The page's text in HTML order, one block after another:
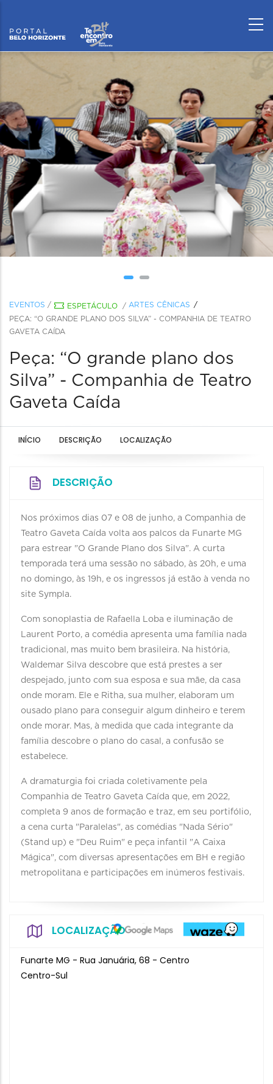
EVENTOS / ESPETÁCULO / ARTES CÊNICAS
PEÇA: “O GRANDE PLANO DOS SILVA” - COMPANHIA DE TEATRO
GAVETA CAÍDA
Peça: “O grande plano dos
Silva” - Companhia de Teatro
Gaveta Caída
INÍCIO DESCRIÇÃO LOCALIZAÇÃO
DESCRIÇÃO
Nos próximos dias 07 e 08 de junho, a Companhia de
Teatro Gaveta Caída volta aos palcos da Funarte MG
para estrear "O Grande Plano dos Silva". A curta
temporada terá uma sessão no sábado, às 20h, e uma
no domingo, às 19h, e os ingressos já estão à venda no
site Sympla.
Com sonoplastia de Rafaella Loba e iluminação de
Laurent Porto, a comédia apresenta uma família nada
tradicional, mas muito bem brasileira. Na história,
Waldemar Silva descobre que está prestes a ser
despejado, junto com sua esposa e sua mãe, da casa
onde moram. Ele e Ritha, sua mulher, elaboram um
ousado plano para conseguir algum dinheiro e terem
onde morar. Mas, à medida que cada integrante da
família descobre o plano do casal, a confusão se
estabelece.
A dramaturgia foi criada coletivamente pela
Companhia de Teatro Gaveta Caída que, em 2022,
completa 9 anos de formação e traz, em seu portifólio,
a cena curta "Paralelas", as comédias "Nada Sério"
(Stand up) e "Deu Ruim" e peça infantil "A Caixa
Mágica", com diversas apresentações em BH e região
metropolitana e participações em inúmeros festivais.
LOCALIZAÇÃO
Funarte MG - Rua Januária, 68 - Centro
Centro-Sul